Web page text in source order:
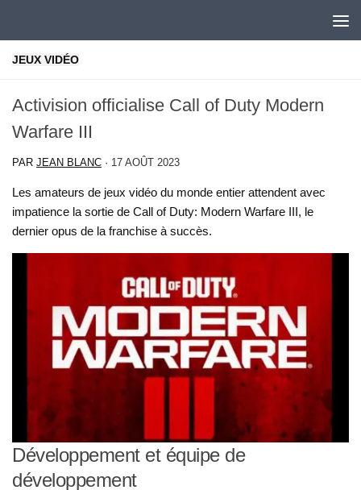
JEUX VIDÉO
Activision officialise Call of Duty Modern
Warfare III
PAR JEAN BLANC · 17 AOÛT 2023
Les amateurs de jeux vidéo du monde entier attendent avec
impatience la sortie de Call of Duty: Modern Warfare III, le
dernier opus de la franchise à succès.
Développement et équipe de
développement